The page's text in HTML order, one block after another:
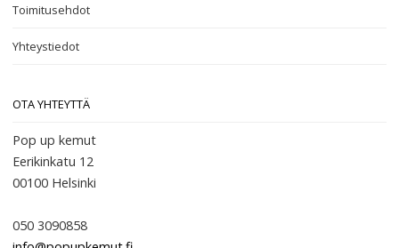
Toimitusehdot
Yhteystiedot
OTA YHTEYTTÄ
Pop up kemut
Eerikinkatu 12
00100 Helsinki
050 3090858